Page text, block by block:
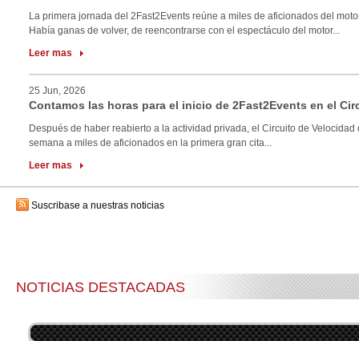
La primera jornada del 2Fast2Events reúne a miles de aficionados del
Había ganas de volver, de reencontrarse con el espectáculo del motor...
Leer mas
25 Jun, 2026
Contamos las horas para el inicio de 2Fast2Events en el
Después de haber reabierto a la actividad privada, el Circuito de Velocidad
semana a miles de aficionados en la primera gran cita...
Leer mas
Suscribase a nuestras noticias
NOTICIAS DESTACADAS